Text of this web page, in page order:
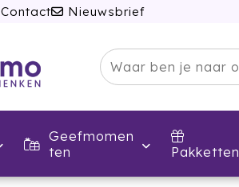
Contact Nieuwsbrief
Geefmomen
ten
Pakketten